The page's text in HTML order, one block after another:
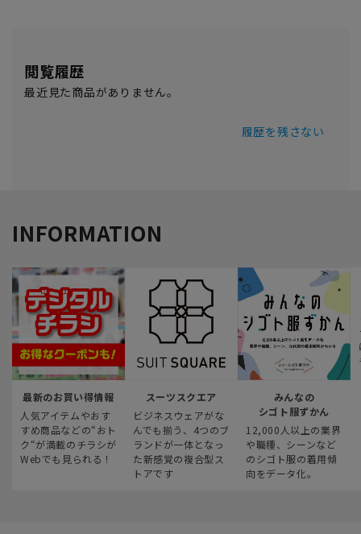
閲覧履歴
最近見た商品がありません。
履歴を残さない
INFORMATION
最新のお買い得情報
人気アイテムやおす
すめ商品などの“おト
ク“が満載のチラシが
Webでも見られる！
スーツスクエア
ビジネスウェアがな
んでも揃う、4つのブ
ランドが一体となっ
た新感覚の複合型ス
トアです
みんなの
シゴト服ずかん
12,000人以上の業界
や職種、シーンなど
のシゴト服の着用傾
向をデータ化。